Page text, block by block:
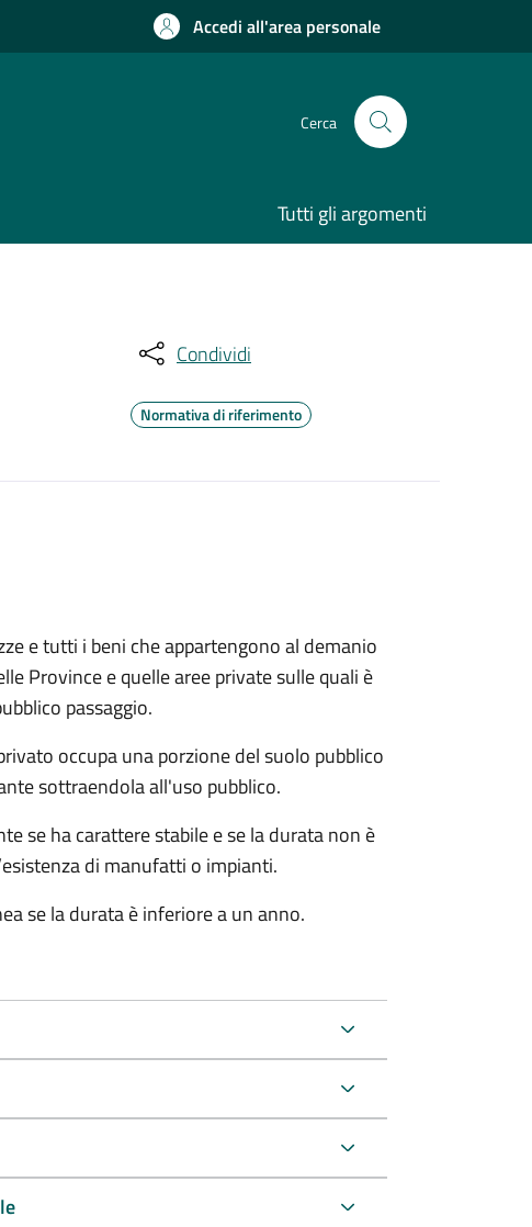
Accedi all'area personale
Cerca
Tutti gli argomenti
Condividi
Normativa di riferimento
e tutti i beni che appartengono al demanio
Province e quelle aree private sulle quali è
passaggio.
occupa una porzione del suolo pubblico
sottraendola all'uso pubblico.
se ha carattere stabile e se la durata non è
di manufatti o impianti.
se la durata è inferiore a un anno.